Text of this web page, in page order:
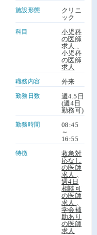
施設形態
クリニ
ック
科目
小児科
の医師
求人
小児科
の医師
求人
職務内容 外来
勤務日数
週4.5日
(週4日
勤務可)
勤務時間
08:45
～
16:55
特徴
救急対
応なし
の医師
求人
週4日
相談可
の医師
求人
学会補
助あり
の医師
求人